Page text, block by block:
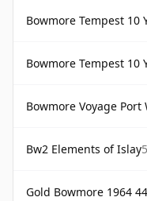
Bowmore Tempest 10
Bowmore Tempest 10
Bowmore Voyage Port
Bw2 Elements of Islay
Gold Bowmore 1964